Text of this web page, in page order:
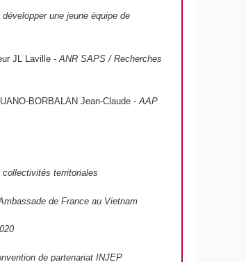
une jeune équipe de
JL Laville -ANR SAPS / Recherches
BORBALAN Jean-Claude -AAP
territoriales
de France au Vietnam
de partenariat INJEP